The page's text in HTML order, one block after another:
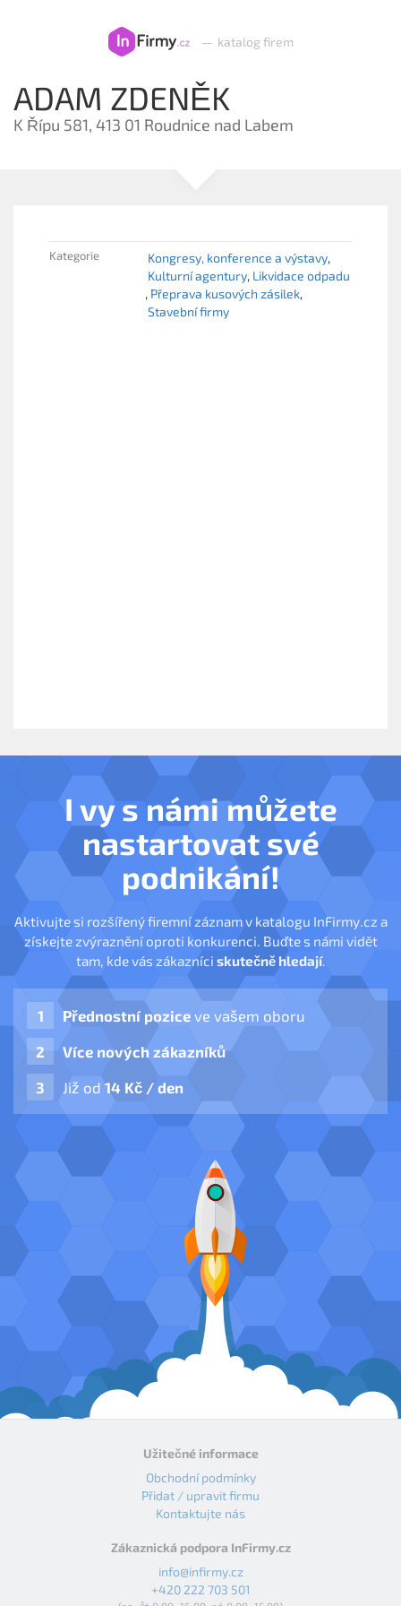
— katalog firem
ADAM ZDENĚK
K Řípu 581, 413 01 Roudnice nad Labem
Kategorie
Kongresy, konference a výstavy
Kulturní agentury Likvidace odpadu
Přeprava kusových zásilek
Stavební firmy
I vy s námi můžete
nastartovat své
podnikání!
Aktivujte si rozšířený firemní záznam v katalogu InFirmy.cz a
získejte zvýraznění oproti konkurenci. Buďte s námi vidět
tam, kde vás zákazníci skutečně hledají.
Přednostní pozice ve vašem oboru
Více nových zákazníků
Již od 14 Kč / den
Užitečné informace
Obchodní podmínky
Přidat / upravit firmu
Kontaktujte nás
Zákaznická podpora InFirmy.cz
info@infirmy.cz
+420 222 703 501